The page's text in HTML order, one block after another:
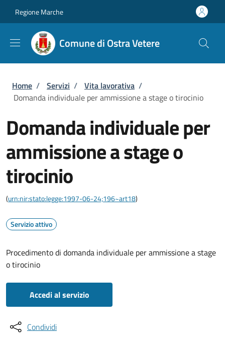
Regione Marche
Comune di Ostra Vetere
Briciole di pane
Home / Servizi / Vita lavorativa /
Domanda individuale per ammissione a stage o tirocinio
Domanda individuale per
ammissione a stage o
tirocinio
(urn:nir:stato:legge:1997-06-24;196~art18)
Servizio attivo
Procedimento di domanda individuale per ammissione a stage
o tirocinio
Accedi al servizio
Condividi